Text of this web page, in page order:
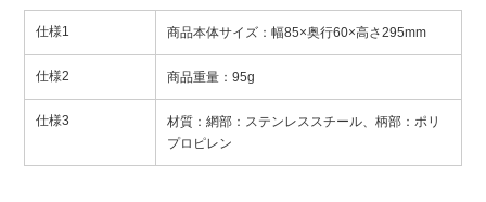
仕様1 商品本体サイズ：幅85×奥行60×高さ295mm
仕様2 商品重量：95g
仕様3
材質：網部：ステンレススチール、柄部：ポリ
プロピレン